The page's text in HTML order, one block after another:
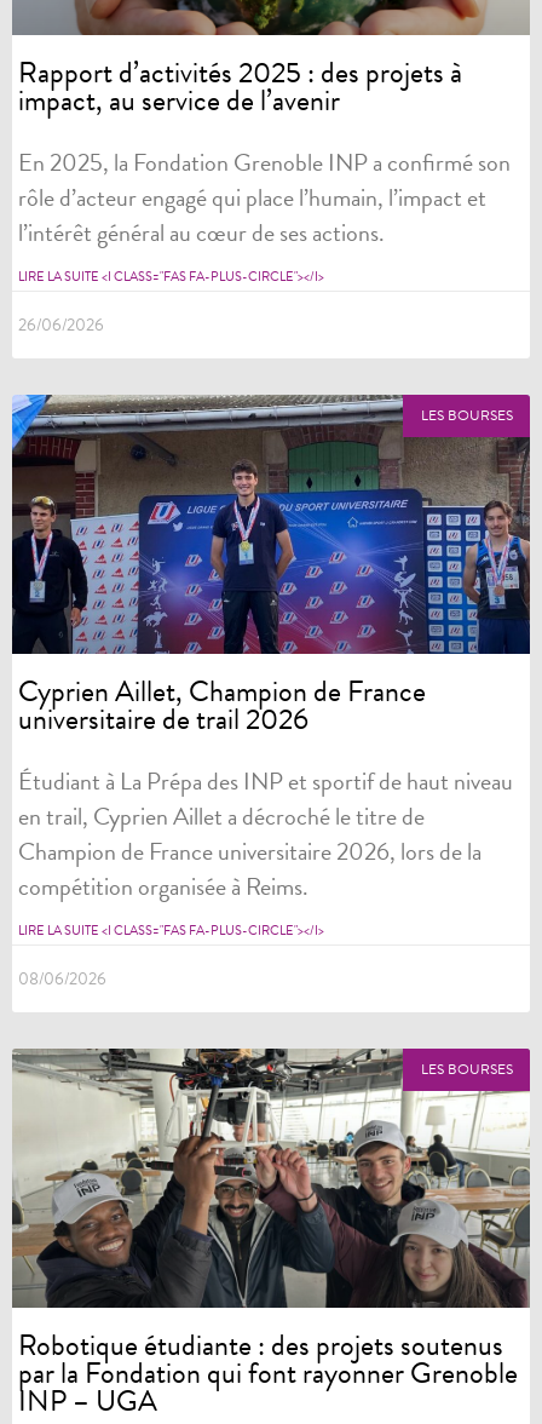
Rapport d’activités 2025 : des projets à
impact, au service de l’avenir
En 2025, la Fondation Grenoble INP a confirmé son
rôle d’acteur engagé qui place l’humain, l’impact et
l’intérêt général au cœur de ses actions.
LIRE LA SUITE <I CLASS="FAS FA-PLUS-CIRCLE"></I>
26/06/2026
LES BOURSES
Cyprien Aillet, Champion de France
universitaire de trail 2026
Étudiant à La Prépa des INP et sportif de haut niveau
en trail, Cyprien Aillet a décroché le titre de
Champion de France universitaire 2026, lors de la
compétition organisée à Reims.
LIRE LA SUITE <I CLASS="FAS FA-PLUS-CIRCLE"></I>
08/06/2026
LES BOURSES
Robotique étudiante : des projets soutenus
par la Fondation qui font rayonner Grenoble
INP – UGA